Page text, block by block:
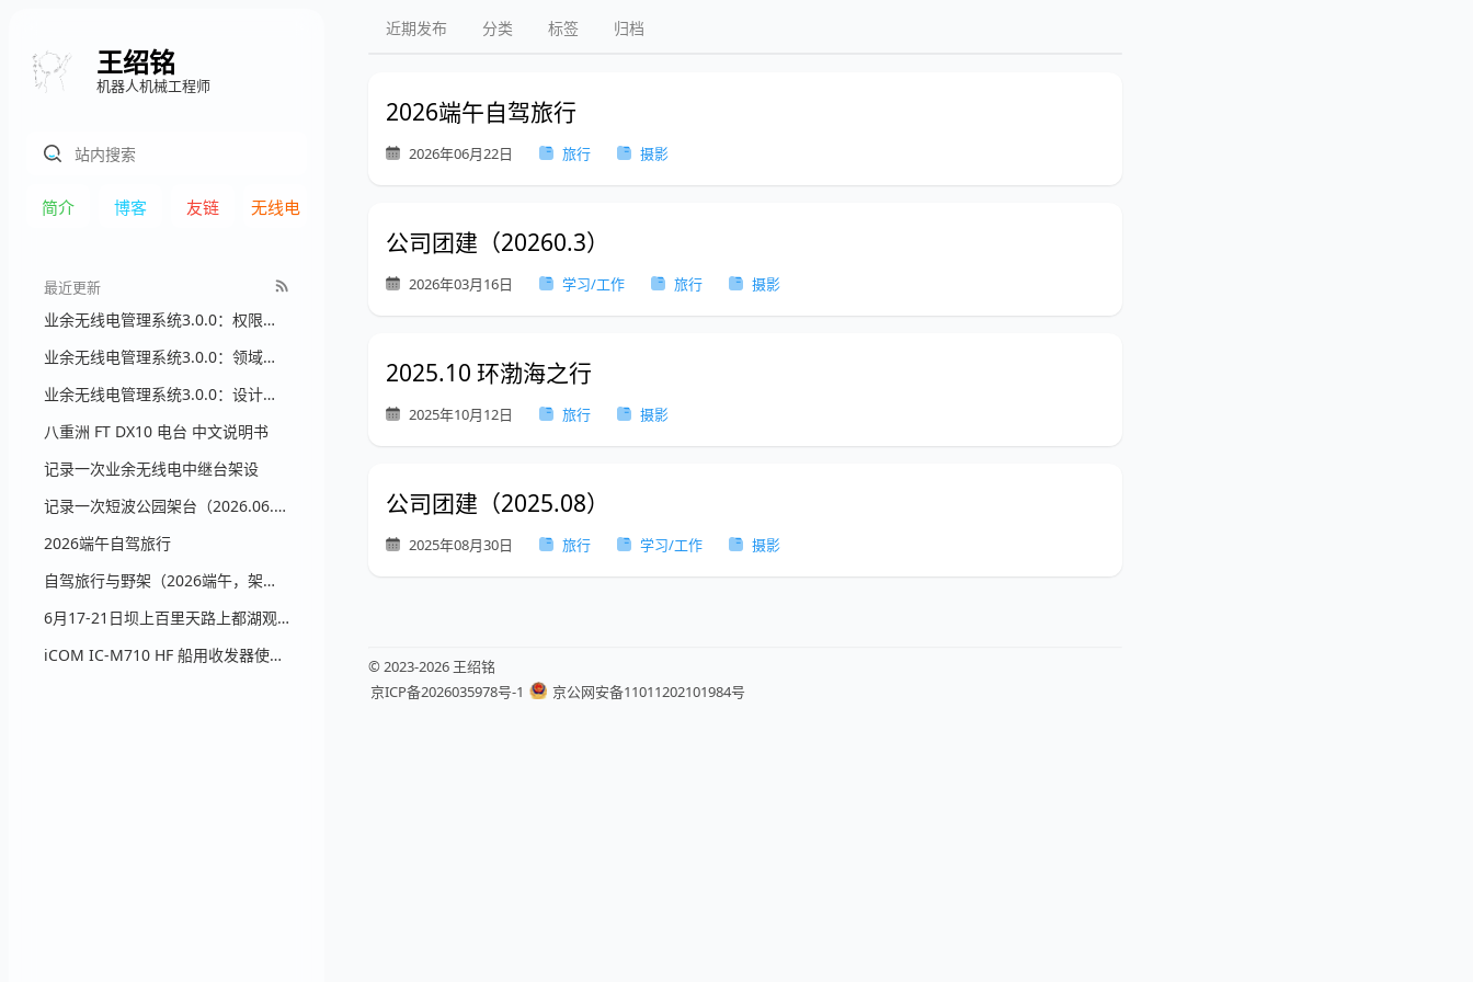
王绍铭
机器人机械工程师
简介 博客 友链 无线电
最近更新
业余无线电管理系统3.0.0：权限模型设计文档
业余无线电管理系统3.0.0：领域模型设计文档
业余无线电管理系统3.0.0：设计总纲
八重洲 FT DX10 电台 中文说明书
记录一次业余无线电中继台架设
记录一次短波公园架台（2026.06.28）
2026端午自驾旅行
自驾旅行与野架（2026端午，架台部分）
6月17-21日坝上百里天路上都湖观星自驾计划
iCOM IC-M710 HF 船用收发器使用说明书
近期发布 分类 标签 归档
2026端午自驾旅行
2026年06月22日 旅行 摄影
公司团建（20260.3）
2026年03月16日 学习/工作 旅行 摄影
2025.10 环渤海之行
2025年10月12日 旅行 摄影
公司团建（2025.08）
2025年08月30日 旅行 学习/工作 摄影
© 2023-2026 王绍铭
京ICP备2026035978号-1
京公网安备11011202101984号